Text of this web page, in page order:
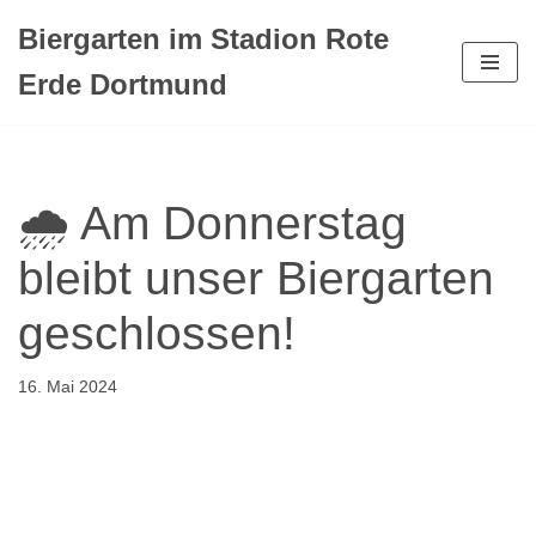
Inhalt
Biergarten im Stadion Rote
Erde Dortmund
🌧️ Am Donnerstag
bleibt unser Biergarten
geschlossen!
16. Mai 2024